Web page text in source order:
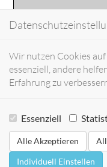
Wir nutzen Cookies
essenziell, andere
Erfahrung zu
Essenziell
Alle Akzeptieren
Individuell Einstellen